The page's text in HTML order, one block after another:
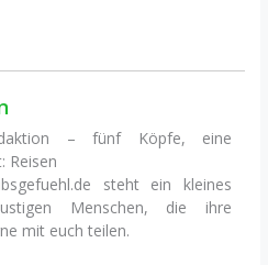
– fünf Köpfe, eine
Reisen
steht ein kleines
Menschen, die ihre
mit euch teilen.